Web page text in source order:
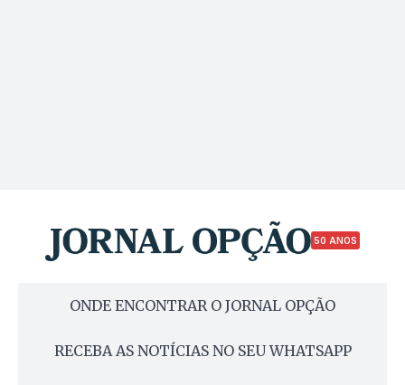
50 ANOS
ONDE ENCONTRAR O JORNAL OPÇÃO
RECEBA AS NOTÍCIAS NO SEU WHATSAPP